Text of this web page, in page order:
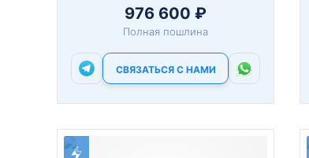
976 600 ₽
Полная пошлина
СВЯЗАТЬСЯ С НАМИ